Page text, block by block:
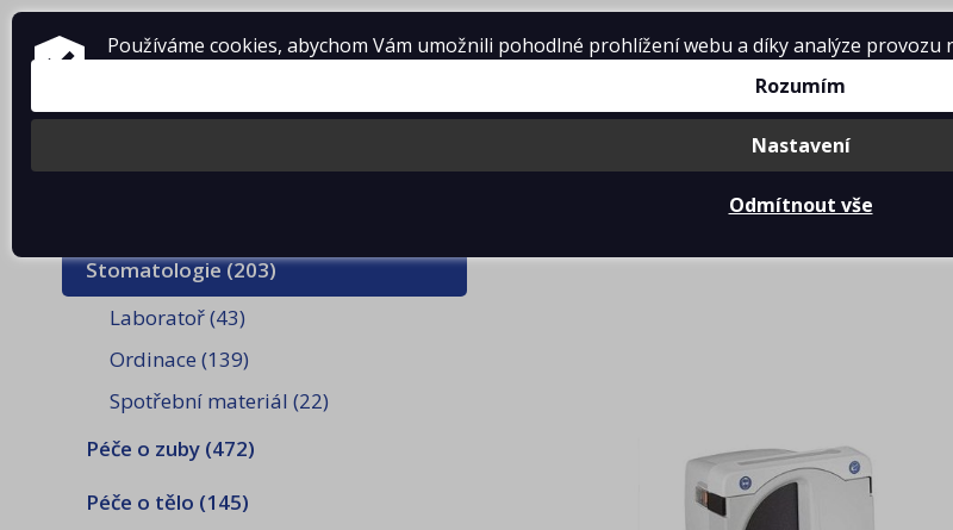
KONTAKTY DOPRAVNÉ PŘIHLÁŠENÍ
Stomatologie(203)
Laboratoř(43)
Ordinace (139)
Spotřební materiál (22)
Péče o zuby (472)
Péče o tělo (145)
MT3 - bruska na sádru s diskem Klettfix
Používáme cookies, abychom Vám umožnili pohodlné prohlížení webu a díky analýze
Rozumím
Nastavení
Odmítnout vše